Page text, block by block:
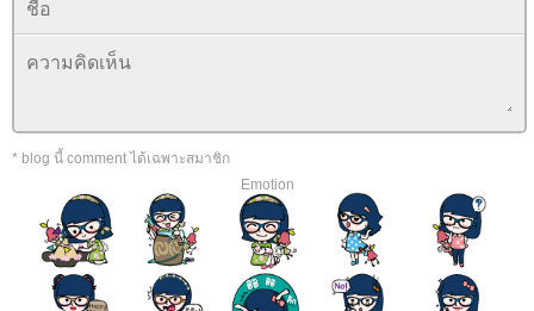
* blog นี้ comment ได้เฉพาะสมาชิก
Emotion